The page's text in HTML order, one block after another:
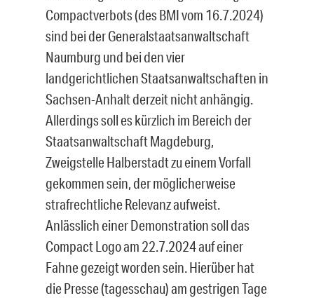
Compactverbots (des BMI vom 16.7.2024)
sind bei der Generalstaatsanwaltschaft
Naumburg und bei den vier
landgerichtlichen Staatsanwaltschaften in
Sachsen-Anhalt derzeit nicht anhängig.
Allerdings soll es kürzlich im Bereich der
Staatsanwaltschaft Magdeburg,
Zweigstelle Halberstadt zu einem Vorfall
gekommen sein, der möglicherweise
strafrechtliche Relevanz aufweist.
Anlässlich einer Demonstration soll das
Compact Logo am 22.7.2024 auf einer
Fahne gezeigt worden sein. Hierüber hat
die Presse (tagesschau) am gestrigen Tage